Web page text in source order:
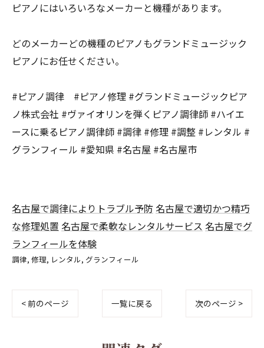
ピアノにはいろいろなメーカーと機種があります。
どのメーカーどの機種のピアノもグランドミュージック
ピアノにお任せください。
#ピアノ調律 #ピアノ修理 #グランドミュージックピア
ノ株式会社 #ヴァイオリンを弾くピアノ調律師 #ハイエ
ースに乗るピアノ調律師 #調律 #修理 #調整 #レンタル #
グランフィール #愛知県 #名古屋 #名古屋市
名古屋で調律によりトラブル予防 名古屋で適切かつ精巧
な修理処置 名古屋で柔軟なレンタルサービス 名古屋でグ
ランフィールを体験
調律 修理 レンタル グランフィール
< 前のページ 一覧に戻る 次のページ >